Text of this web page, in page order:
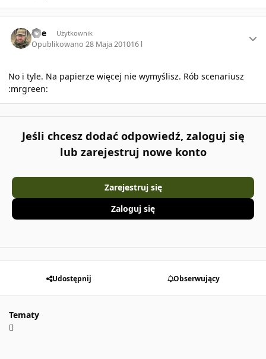
Ace Użytkownik
Opublikowano28 Maja 201016 l
No i tyle. Na papierze więcej nie wymyślisz. Rób scenariusz
:mrgreen:
Jeśli chcesz dodać odpowiedź, zaloguj się
lub zarejestruj nowe konto
Zarejestruj się
Zaloguj się
Udostępnij Obserwujący
Tematy